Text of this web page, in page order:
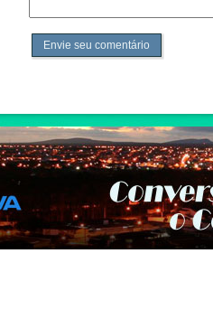
Envie seu comentário